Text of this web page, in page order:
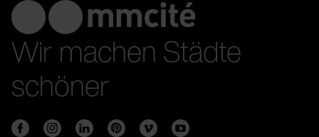
Wir machen Städte
schöner